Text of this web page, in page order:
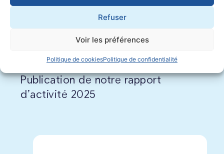
Refuser
Voir les préférences
Politique de cookiesPolitique de confidentialité
23 juin 2026
Publication de notre rapport
d’activité 2025